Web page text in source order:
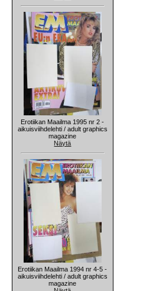
Erotiikan Maailma 1995 nr 2 -
aikuisviihdelehti / adult graphics
magazine
Näytä
Erotiikan Maailma 1994 nr 4-5 -
aikuisviihdelehti / adult graphics
magazine